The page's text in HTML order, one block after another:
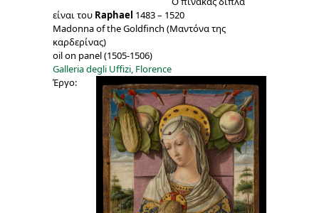
είναι του Raphael 1483 – 1520
Madonna of the Goldfinch (Μαντόνα της
καρδερίνας)
oil on panel (1505-1506)
Galleria degli Uffizi, Florence
Έργο: